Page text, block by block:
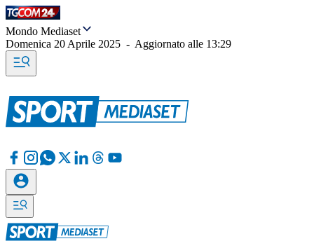
Mondo Mediaset
Domenica 20 Aprile 2025 - Aggiornato alle 13:29